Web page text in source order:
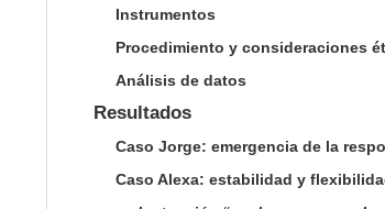
Instrumentos
Procedimiento y consideraciones
Análisis de datos
Resultados
Caso Jorge: emergencia de la
Caso Alexa: estabilidad y